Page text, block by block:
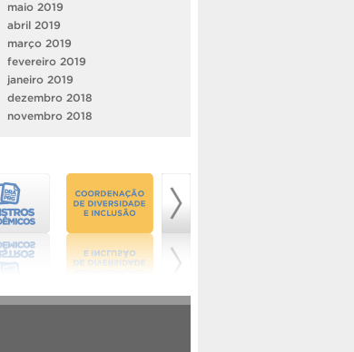
maio 2019
abril 2019
março 2019
fevereiro 2019
janeiro 2019
dezembro 2018
novembro 2018